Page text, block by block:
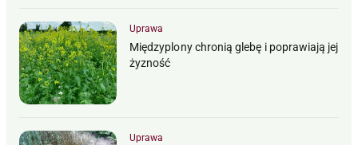
Uprawa
Międzyplony chronią glebę i poprawiają jej
żyzność
Uprawa